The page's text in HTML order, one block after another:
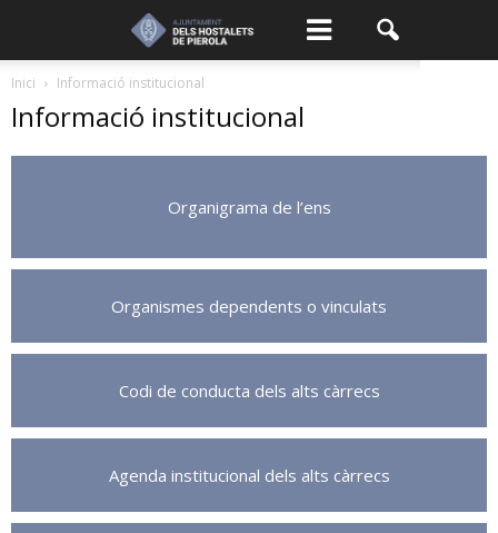
Inici Informació institucional
Informació institucional
Organigrama de l’ens
Organismes dependents o vinculats
Codi de conducta dels alts càrrecs
Agenda institucional dels alts càrrecs